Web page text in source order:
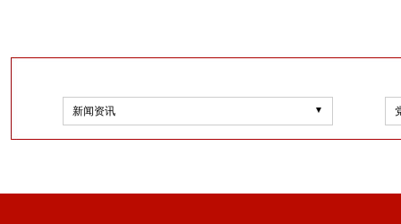
新闻资讯